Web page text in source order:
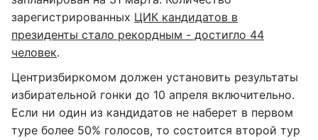
зарегистрированных ЦИК кандидатов в
президенты стало рекордным - достигло 44
человек.
Центризбиркомом должен установить результаты
избирательной гонки до 10 апреля включительно.
Если ни один из кандидатов не наберет в первом
туре более 50% голосов, то состоится второй тур